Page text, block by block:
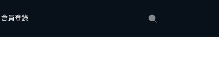
會員登錄